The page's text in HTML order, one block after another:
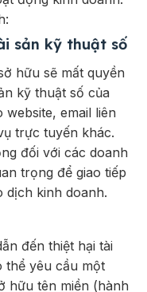
sản kỹ thuật số
hữu sẽ mất quyền
kỹ thuật số của
email liên
trực tuyến khác.
đối với các doanh
trọng để giao tiếp
dịch kinh doanh.
đến thiệt hại tài
thể yêu cầu một
hữu tên miền (hành